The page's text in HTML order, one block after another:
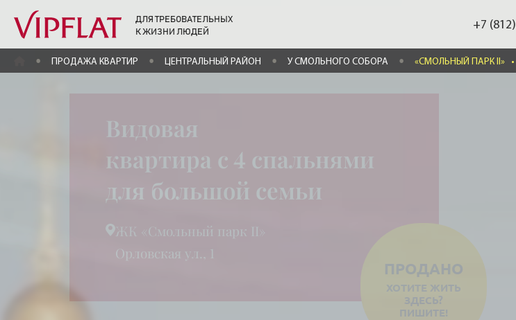
ДЛЯ ТРЕБОВАТЕЛЬНЫХ
К ЖИЗНИ ЛЮДЕЙ
+7 (812)
ГЛАВНАЯПРОДАЖА КВАРТИР ЦЕНТРАЛЬНЫЙ РАЙОН У СМОЛЬНОГО СОБОРА «СМОЛЬНЫЙ ПАРК II» •
Видовая
квартира с 4 спальнями
для большой семьи
ЖК «Смольный парк II»
Орловская ул., 1
ПРОДАНО
ХОТИТЕ ЖИТЬ
ЗДЕСЬ?
ПИШИТЕ!